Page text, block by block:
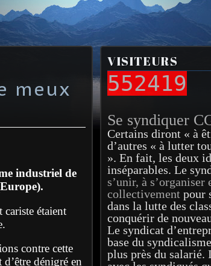
meux
industriel de
étaient
contre cette
dénigré en
VISITEURS
552419
Se syndiquer
Certains diront « à
d’autres « à lutter
». En fait, les deux
inséparables. Le
s’unir, à s’organiser
collectivement pour
dans la lutte des
conquérir de
Le syndicat
base du
plus près du